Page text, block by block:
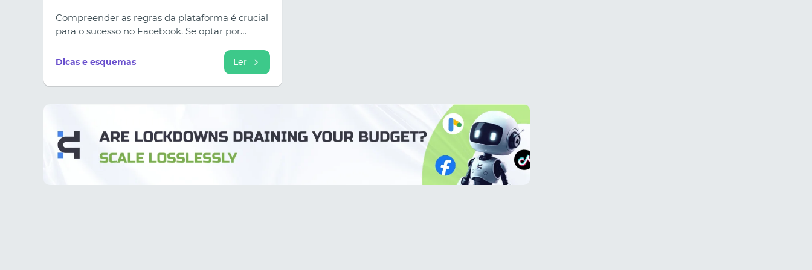
Compreender as regras da plataforma é crucial
para o sucesso no Facebook. Se optar por
serviços de espionagem, lembre-se de as
personalizar cuidadosamente.
Dicas e esquemas Ler